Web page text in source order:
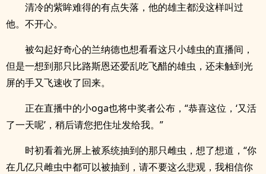
清冷的紫眸难得的有点失落，他的雄主都没这样叫过
他。不开心。
被勾起好奇心的兰纳德也想看看这只小雄虫的直播间，
但是一想到那只比路斯恩还爱乱吃飞醋的雄虫，还未触到光
屏的手又飞速收了回来。
正在直播中的小oga也将中奖者公布，“恭喜这位，‘又活
了一天呢’，稍后请您把住址发给我。”
时初看着光屏上被系统抽到的那只雌虫，想了想道，“你
在几亿只雌虫中都可以被抽到，请不要这么悲观，我相信你